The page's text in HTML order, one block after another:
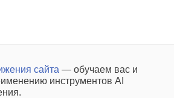
сайта — обучаем вас и
инструментов AI